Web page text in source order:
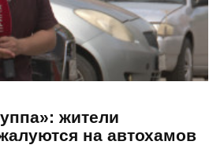
жители
на автохамов